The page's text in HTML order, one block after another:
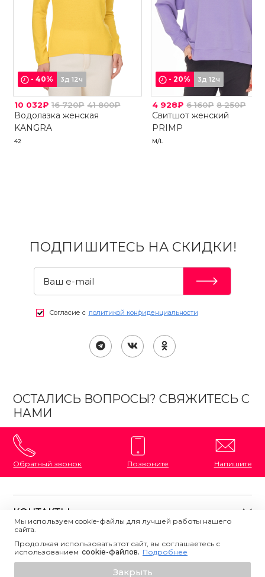
Добавить в корзину
-40% 3д 12ч
10 032₽ 16 720₽ 41 800₽
Водолазка женская
KANGRA
42
-20% 3д 12ч
4 928₽ 6 160₽ 8 250₽
Свитшот женский
PRIMP
M/L
ПОДПИШИТЕСЬ НА СКИДКИ!
Согласие с политикой конфиденциальности
ОСТАЛИСЬ ВОПРОСЫ? СВЯЖИТЕСЬ С
НАМИ
Обратный звонок Позвоните Напишите
КОНТАКТЫ
8 (800) 333-87-72
Напишите нам
ПОЛЕЗНАЯ ИНФОРМАЦИЯ
О магазине
Мы используем cookie-файлы для лучшей работы нашего
сайта.
Продолжая использовать этот сайт, вы соглашаетесь с
использованием сookie-файлов. Подробнее
Закрыть